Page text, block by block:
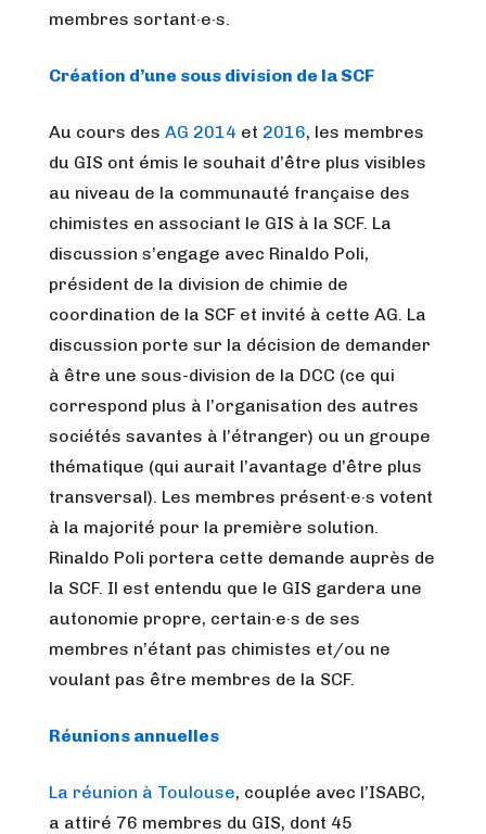
membres sortant·e·s.
Création d’une sous division de la SCF
Au cours des AG 2014 et 2016, les membres
du GIS ont émis le souhait d’être plus visibles
au niveau de la communauté française des
chimistes en associant le GIS à la SCF. La
discussion s’engage avec Rinaldo Poli,
président de la division de chimie de
coordination de la SCF et invité à cette AG. La
discussion porte sur la décision de demander
à être une sous-division de la DCC (ce qui
correspond plus à l’organisation des autres
sociétés savantes à l’étranger) ou un groupe
thématique (qui aurait l’avantage d’être plus
transversal). Les membres présent·e·s votent
à la majorité pour la première solution.
Rinaldo Poli portera cette demande auprès de
la SCF. Il est entendu que le GIS gardera une
autonomie propre, certain·e·s de ses
membres n’étant pas chimistes et/ou ne
voulant pas être membres de la SCF.
Réunions annuelles
La réunion à Toulouse, couplée avec l’ISABC,
a attiré 76 membres du GIS, dont 45